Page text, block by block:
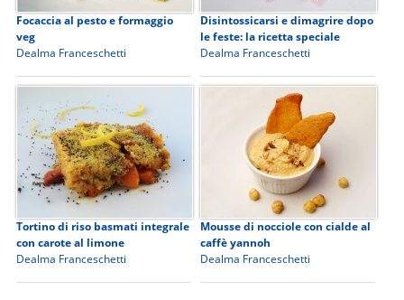
Focaccia al pesto e formaggio
veg
Dealma Franceschetti
Disintossicarsi e dimagrire dopo
le feste: la ricetta speciale
Dealma Franceschetti
Tortino di riso basmati integrale
con carote al limone
Dealma Franceschetti
Mousse di nocciole con cialde al
caffè yannoh
Dealma Franceschetti